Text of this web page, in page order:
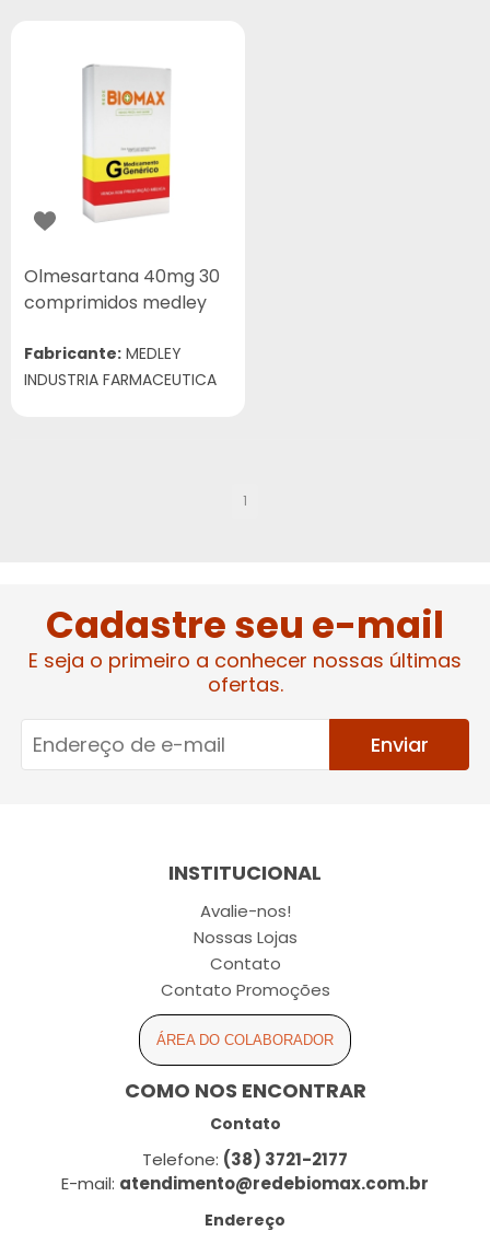
Olmesartana 40mg 30
comprimidos medley
Fabricante: MEDLEY
INDUSTRIA FARMACEUTICA
1
Cadastre seu e-mail
E seja o primeiro a conhecer nossas últimas
ofertas.
Enviar
INSTITUCIONAL
Avalie-nos!
Nossas Lojas
Contato
Contato Promoções
ÁREA DO COLABORADOR
COMO NOS ENCONTRAR
Contato
Telefone: (38) 3721-2177
E-mail: atendimento@redebiomax.com.br
Endereço